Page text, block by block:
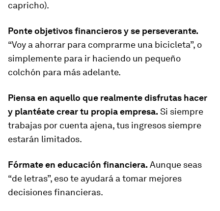
capricho).
Ponte objetivos financieros y se perseverante.
“Voy a ahorrar para comprarme una bicicleta”, o
simplemente para ir haciendo un pequeño
colchón para más adelante.
Piensa en aquello que realmente disfrutas hacer
y plantéate crear tu propia empresa. Si siempre
trabajas por cuenta ajena, tus ingresos siempre
estarán limitados.
Fórmate en educación financiera. Aunque seas
“de letras”, eso te ayudará a tomar mejores
decisiones financieras.